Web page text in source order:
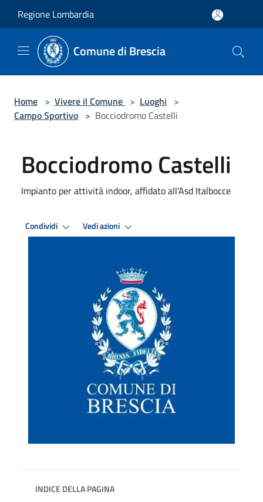
Regione Lombardia
Comune di Brescia
Home > Vivere il Comune > Luoghi >
Campo Sportivo > Bocciodromo Castelli
Bocciodromo Castelli
Impianto per attività indoor, affidato all'Asd Italbocce
Condividi Vedi azioni
INDICE DELLA PAGINA